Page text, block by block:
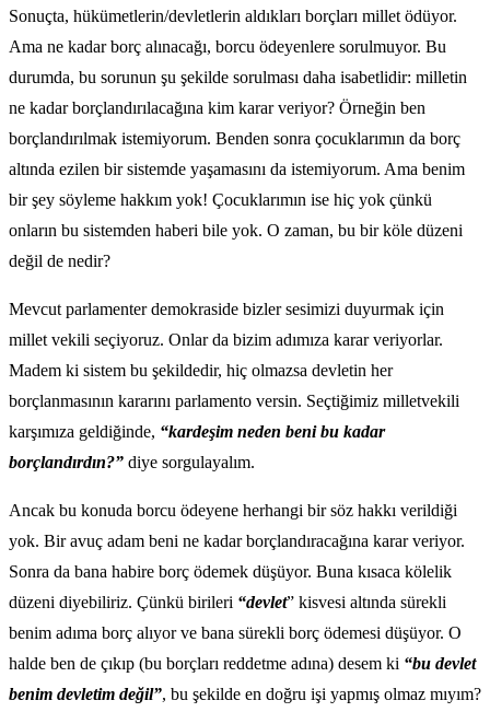
Sonuçta, hükümetlerin/devletlerin aldıkları borçları millet ödüyor.
Ama ne kadar borç alınacağı, borcu ödeyenlere sorulmuyor. Bu
durumda, bu sorunun şu şekilde sorulması daha isabetlidir: milletin
ne kadar borçlandırılacağına kim karar veriyor? Örneğin ben
borçlandırılmak istemiyorum. Benden sonra çocuklarımın da borç
altında ezilen bir sistemde yaşamasını da istemiyorum. Ama benim
bir şey söyleme hakkım yok! Çocuklarımın ise hiç yok çünkü
onların bu sistemden haberi bile yok. O zaman, bu bir köle düzeni
değil de nedir?
Mevcut parlamenter demokraside bizler sesimizi duyurmak için
millet vekili seçiyoruz. Onlar da bizim adımıza karar veriyorlar.
Madem ki sistem bu şekildedir, hiç olmazsa devletin her
borçlanmasının kararını parlamento versin. Seçtiğimiz milletvekili
karşımıza geldiğinde, “kardeşim neden beni bu kadar
borçlandırdın?” diye sorgulayalım.
Ancak bu konuda borcu ödeyene herhangi bir söz hakkı verildiği
yok. Bir avuç adam beni ne kadar borçlandıracağına karar veriyor.
Sonra da bana habire borç ödemek düşüyor. Buna kısaca kölelik
düzeni diyebiliriz. Çünkü birileri “devlet” kisvesi altında sürekli
benim adıma borç alıyor ve bana sürekli borç ödemesi düşüyor. O
halde ben de çıkıp (bu borçları reddetme adına) desem ki “bu devlet
benim devletim değil”, bu şekilde en doğru işi yapmış olmaz mıyım?